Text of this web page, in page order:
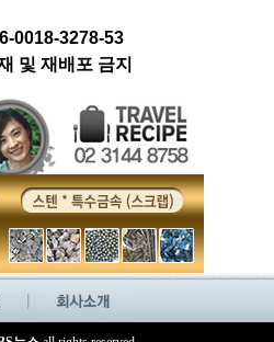
0018-3278-53
및 재배포 금지